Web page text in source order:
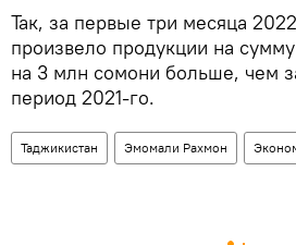
Так, за первые три месяца
произвело продукции на
на 3 млн сомони больше, чем
период 2021-го.
Таджикистан Эмомали Рахмон